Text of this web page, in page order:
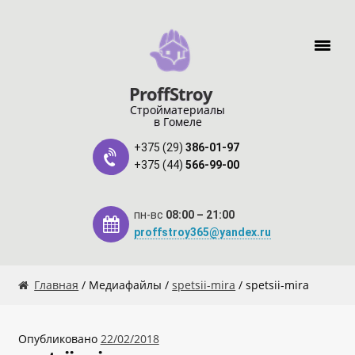
Перейти к содержимому
ProffStroy
Стройматериалы
в Гомеле
+375 (29) 386-01-97
+375 (44) 566-99-00
пн-вс 08:00 – 21:00
proffstroy365@yandex.ru
Главная
Главная / Медиафайлы /spetsii-mira / spetsii-mira
Опубликовано 22/02/2018